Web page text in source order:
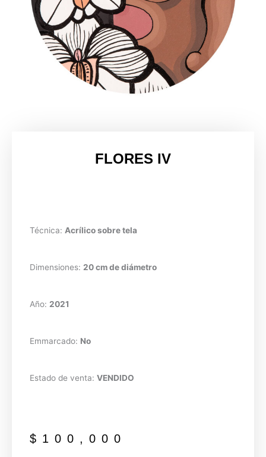
FLORES IV
Técnica: Acrílico sobre tela
Dimensiones: 20 cm de diámetro
Año: 2021
Emmarcado: No
Estado de venta: VENDIDO
$ 100,000